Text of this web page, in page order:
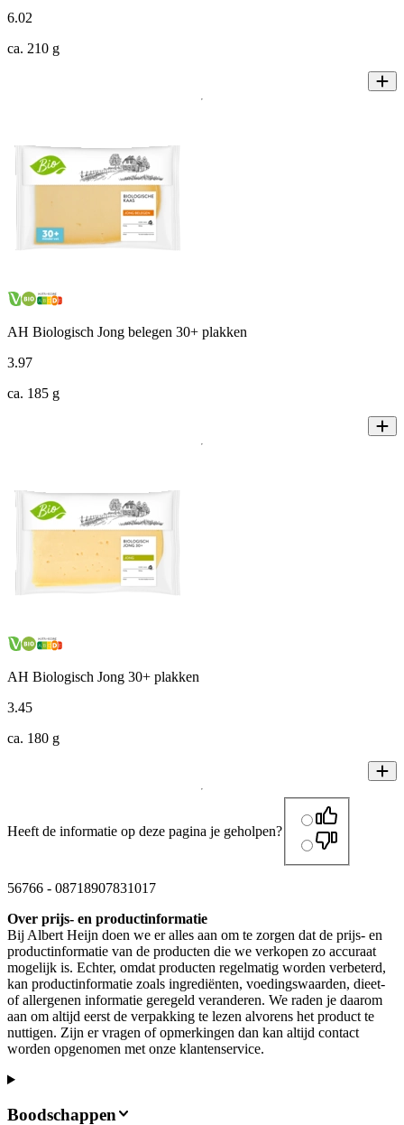
6.02
ca. 210 g
AH Biologisch Jong belegen 30+ plakken
3.97
ca. 185 g
AH Biologisch Jong 30+ plakken
3.45
ca. 180 g
Heeft de informatie op deze pagina je geholpen?
56766 - 08718907831017
Over prijs- en productinformatie
Bij Albert Heijn doen we er alles aan om te zorgen dat de prijs- en
productinformatie van de producten die we verkopen zo accuraat
mogelijk is. Echter, omdat producten regelmatig worden verbeterd,
kan productinformatie zoals ingrediënten, voedingswaarden, dieet-
of allergenen informatie geregeld veranderen. We raden je daarom
aan om altijd eerst de verpakking te lezen alvorens het product te
nuttigen. Zijn er vragen of opmerkingen dan kan altijd contact
worden opgenomen met onze klantenservice.
Boodschappen